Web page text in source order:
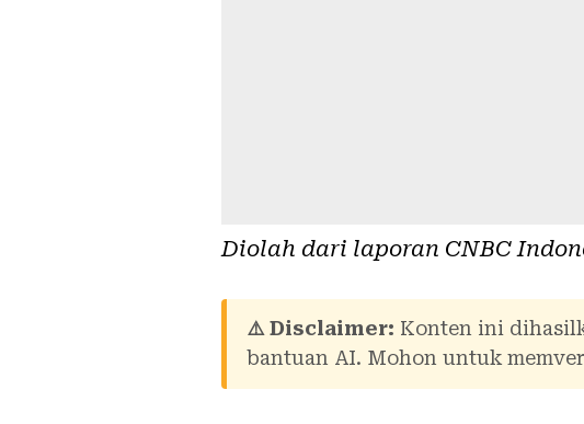
Diolah dari laporan CNBC
⚠️ Disclaimer: Konten ini
bantuan AI. Mohon untuk